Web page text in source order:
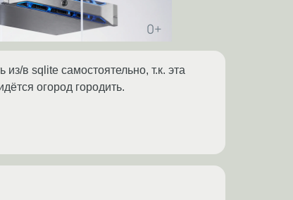
в sqlite самостоятельно, т.к. эта
огород городить.